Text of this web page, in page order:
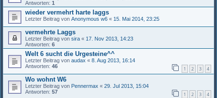
Antworten: 1
wieder vermehrt harte laggs
Letzter Beitrag von Anonymous w6 « 15. Mai 2014, 23:25
vermehrte Laggs
Letzter Beitrag von sira « 17. Nov 2013, 14:23
Antworten: 6
Welt 6 sucht die Urgesteine^^
Letzter Beitrag von audax « 8. Aug 2013, 16:14
Antworten: 46 1 2 3 4
Wo wohnt W6
Letzter Beitrag von Pennermax « 29. Jul 2013, 15:04
Antworten: 57 1 2 3 4